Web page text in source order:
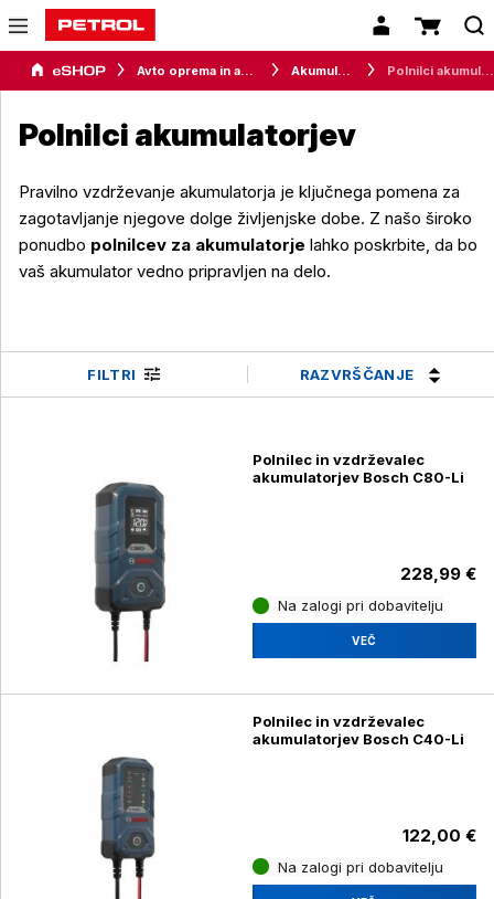
Avto oprema in avtomobilizem Akumulatorji Polnilci akumulatorjev
Polnilci akumulatorjev
Pravilno vzdrževanje akumulatorja je ključnega pomena za
zagotavljanje njegove dolge življenjske dobe. Z našo široko
ponudbo polnilcev za akumulatorje lahko poskrbite, da bo
vaš akumulator vedno pripravljen na delo.
FILTRI RAZVRŠČANJE
Polnilec in vzdrževalec
akumulatorjev Bosch C80-Li
228,99 €
Na zalogi pri dobavitelju
VEČ
Polnilec in vzdrževalec
akumulatorjev Bosch C40-Li
122,00 €
Na zalogi pri dobavitelju